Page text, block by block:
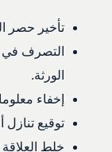
تأخير حصر
التصرف في
الورثة.
إخفاء
توقيع
خلط العلاقة